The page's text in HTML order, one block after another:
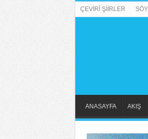
ÇEVİRİ ŞİİRLER
ANASAYFA AKIŞ